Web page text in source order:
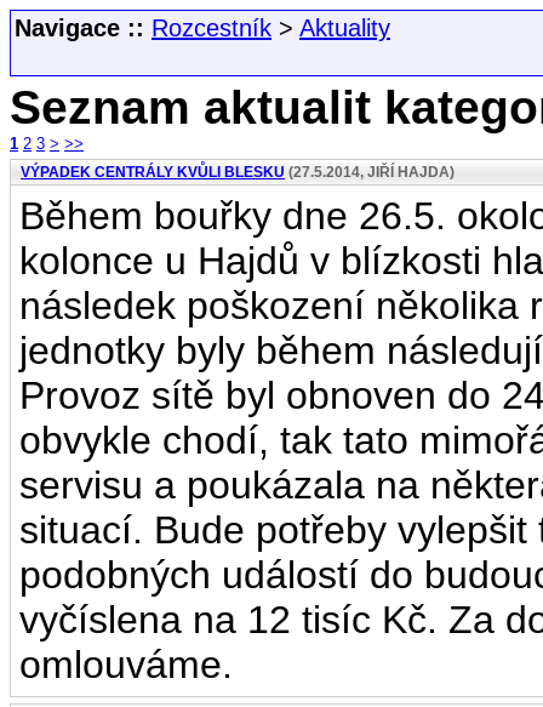
Navigace :: Rozcestník > Aktuality
Seznam aktualit
1 2 3 > >>
VÝPADEK CENTRÁLY KVŮLI BLESKU (27.5.2014, JIŘÍ HAJDA)
Během bouřky dne 26.5.
kolonce u Hajdů v blízkosti
následek poškození několika
jednotky byly během
Provoz sítě byl obnoven do
obvykle chodí, tak tato
servisu a poukázala na
situací. Bude potřeby
podobných událostí do
vyčíslena na 12 tisíc Kč. Za
omlouváme.